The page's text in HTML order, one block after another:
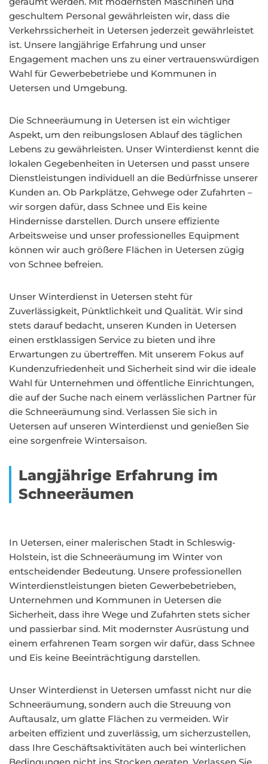
geschultem Personal gewährleisten wir, dass die
Verkehrssicherheit in Uetersen jederzeit gewährleistet
ist. Unsere langjährige Erfahrung und unser
Engagement machen uns zu einer vertrauenswürdigen
Wahl für Gewerbebetriebe und Kommunen in
Uetersen und Umgebung.
Die Schneeräumung in Uetersen ist ein wichtiger
Aspekt, um den reibungslosen Ablauf des täglichen
Lebens zu gewährleisten. Unser Winterdienst kennt die
lokalen Gegebenheiten in Uetersen und passt unsere
Dienstleistungen individuell an die Bedürfnisse unserer
Kunden an. Ob Parkplätze, Gehwege oder Zufahrten –
wir sorgen dafür, dass Schnee und Eis keine
Hindernisse darstellen. Durch unsere effiziente
Arbeitsweise und unser professionelles Equipment
können wir auch größere Flächen in Uetersen zügig
von Schnee befreien.
Unser Winterdienst in Uetersen steht für
Zuverlässigkeit, Pünktlichkeit und Qualität. Wir sind
stets darauf bedacht, unseren Kunden in Uetersen
einen erstklassigen Service zu bieten und ihre
Erwartungen zu übertreffen. Mit unserem Fokus auf
Kundenzufriedenheit und Sicherheit sind wir die ideale
Wahl für Unternehmen und öffentliche Einrichtungen,
die auf der Suche nach einem verlässlichen Partner für
die Schneeräumung sind. Verlassen Sie sich in
Uetersen auf unseren Winterdienst und genießen Sie
eine sorgenfreie Wintersaison.
Langjährige Erfahrung im
Schneeräumen
In Uetersen, einer malerischen Stadt in Schleswig-
Holstein, ist die Schneeräumung im Winter von
entscheidender Bedeutung. Unsere professionellen
Winterdienstleistungen bieten Gewerbebetrieben,
Unternehmen und Kommunen in Uetersen die
Sicherheit, dass ihre Wege und Zufahrten stets sicher
und passierbar sind. Mit modernster Ausrüstung und
einem erfahrenen Team sorgen wir dafür, dass Schnee
und Eis keine Beeinträchtigung darstellen.
Unser Winterdienst in Uetersen umfasst nicht nur die
Schneeräumung, sondern auch die Streuung von
Auftausalz, um glatte Flächen zu vermeiden. Wir
arbeiten effizient und zuverlässig, um sicherzustellen,
dass Ihre Geschäftsaktivitäten auch bei winterlichen